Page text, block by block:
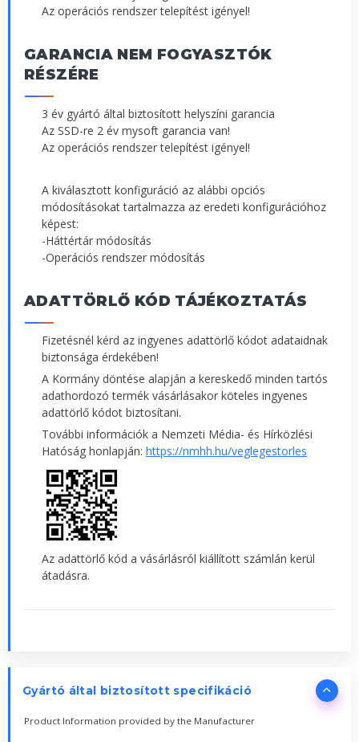
Az operációs rendszer telepítést igényel!
GARANCIA NEM FOGYASZTÓK
RÉSZÉRE
3 év gyártó által biztosított helyszíni garancia
Az SSD-re 2 év mysoft garancia van!
Az operációs rendszer telepítést igényel!
A kiválasztott konfiguráció az alábbi opciós
módosításokat tartalmazza az eredeti konfigurációhoz
képest:
-Háttértár módosítás
-Operációs rendszer módosítás
ADATTÖRLŐ KÓD TÁJÉKOZTATÁS
Fizetésnél kérd az ingyenes adattörlő kódot adataidnak
biztonsága érdekében!
A Kormány döntése alapján a kereskedő minden tartós
adathordozó termék vásárlásakor köteles ingyenes
adattörlő kódot biztosítani.
További információk a Nemzeti Média- és Hírközlési
Hatóság honlapján: https://nmhh.hu/veglegestorles
Az adattörlő kód a vásárlásról kiállított számlán kerül
átadásra.
Gyártó által biztosított specifikáció
Product Information provided by the Manufacturer